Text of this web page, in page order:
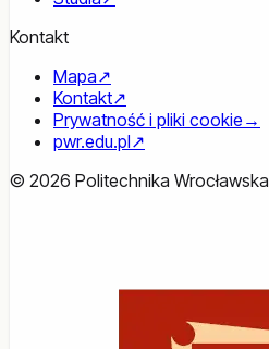
Kontakt
Mapa↗
Kontakt↗
Prywatność i pliki cookie →
pwr.edu.pl↗
© 2026 Politechnika Wrocławska